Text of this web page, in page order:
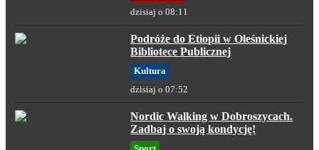
dzisiaj o 08:11
Podróże do Etiopii w Oleśnickiej
Bibliotece Publicznej
Kultura
dzisiaj o 07:52
Nordic Walking w Dobroszycach.
Zadbaj o swoją kondycję!